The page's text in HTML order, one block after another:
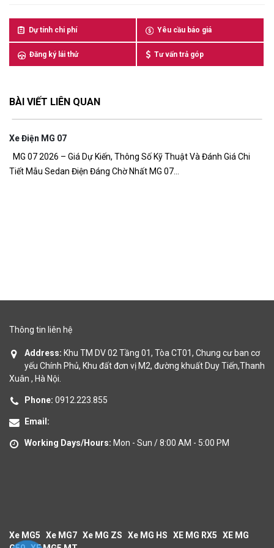
Dự tính chi phí Yêu cầu báo giá
Đăng ký lái thử Tư vấn trả góp
BÀI VIẾT LIÊN QUAN
Xe Điện MG 07
MG 07 2026 – Giá Dự Kiến, Thông Số Kỹ Thuật Và Đánh Giá Chi
Tiết Mẫu Sedan Điện Đáng Chờ Nhất MG 07...
Thông tin liên hệ
Address: Khu TM DV 02 Tầng 01, Tòa CT01, Chung cư ban cơ
yếu Chính Phủ, Khu đất đơn vị M2, đường khuất Duy Tiến,Thanh
Xuân , Hà Nội.
Phone: 0912.223.855
Email:
Working Days/Hours: Mon - Sun / 8:00 AM - 5:00 PM
Xe MG5 Xe MG7 Xe MG ZS Xe MG HS XE MG RX5
XE MG